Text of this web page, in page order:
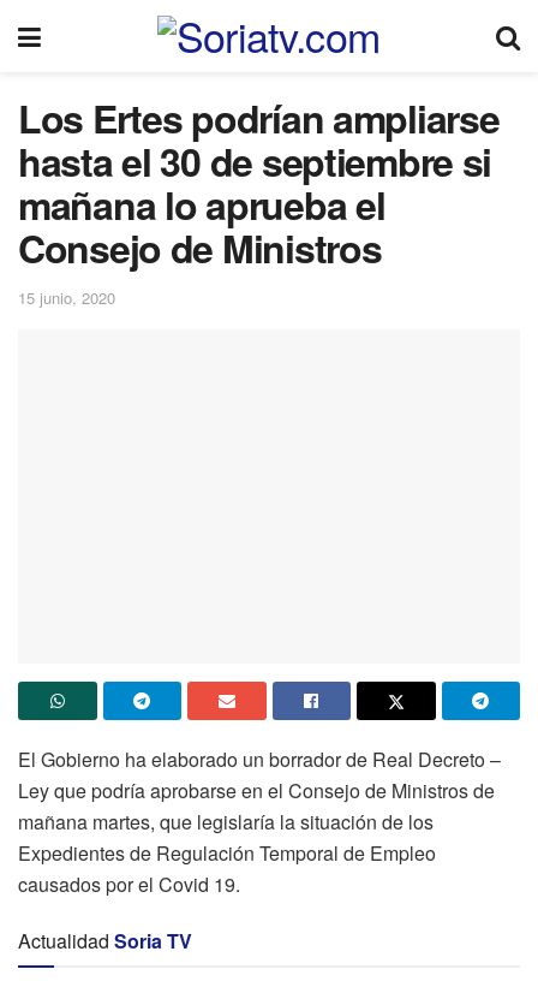
Los Ertes podrían ampliarse
hasta el 30 de septiembre si
mañana lo aprueba el
Consejo de Ministros
15 junio, 2020
El Gobierno ha elaborado un borrador de Real Decreto –
Ley que podría aprobarse en el Consejo de Ministros de
mañana martes, que legislaría la situación de los
Expedientes de Regulación Temporal de Empleo
causados por el Covid 19.
Actualidad Soria TV